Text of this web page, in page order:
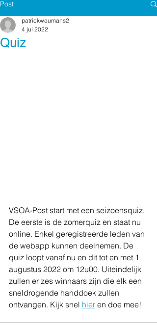
Post
Quiz
patrickwaumans2
4 jul 2022
VSOA-Post start met een seizoensquiz.
De eerste is de zomerquiz en staat nu
online. Enkel geregistreerde leden van
de webapp kunnen deelnemen. De
quiz loopt vanaf nu en dit tot en met 1
augustus 2022 om 12u00. Uiteindelijk
zullen er zes winnaars zijn die elk een
sneldrogende handdoek zullen
ontvangen. Kijk snel hier en doe mee!